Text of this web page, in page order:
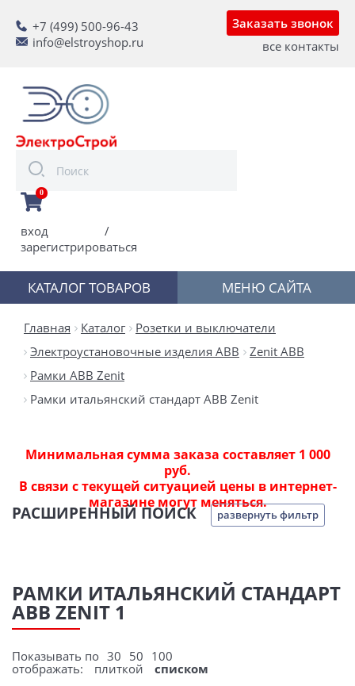
+7 (499) 500-96-43
info@elstroyshop.ru
Заказать звонок
все контакты
0
вход
/
зарегистрироваться
КАТАЛОГ ТОВАРОВ МЕНЮ САЙТА
Главная Каталог
Розетки и выключатели
Электроустановочные изделия ABB
Zenit ABB
Рамки ABB Zenit
Рамки итальянский стандарт ABB Zenit
Минимальная сумма заказа составляет 1 000
руб.
В связи с текущей ситуацией цены в интернет-
магазине могут меняться.
РАСШИРЕННЫЙ ПОИСК развернуть фильтр
РАМКИ ИТАЛЬЯНСКИЙ СТАНДАРТ
ABB ZENIT 1
Показывать по 30 50 100
отображать:
плиткой списком